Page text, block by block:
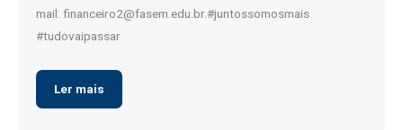
mail: financeiro2@fasem.edu.br.#juntossomosmais
#tudovaipassar
Ler mais